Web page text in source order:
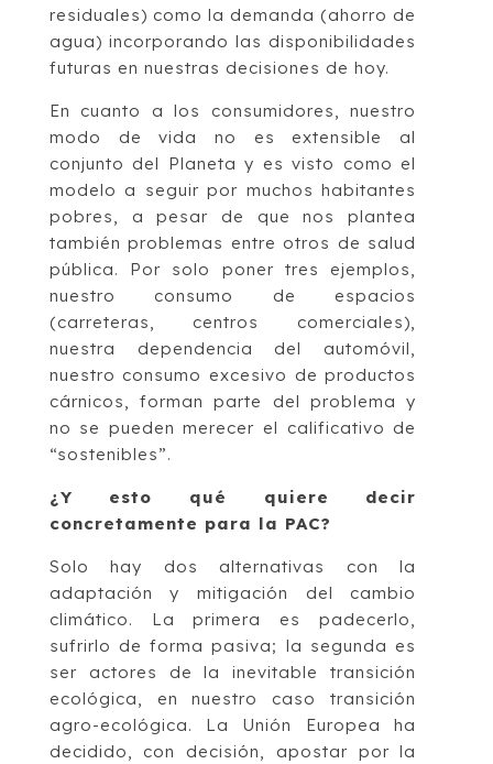
residuales) como la demanda (ahorro de
agua) incorporando las disponibilidades
futuras en nuestras decisiones de hoy.
En cuanto a los consumidores, nuestro
modo de vida no es extensible al
conjunto del Planeta y es visto como el
modelo a seguir por muchos habitantes
pobres, a pesar de que nos plantea
también problemas entre otros de salud
pública. Por solo poner tres ejemplos,
nuestro consumo de espacios
(carreteras, centros comerciales),
nuestra dependencia del automóvil,
nuestro consumo excesivo de productos
cárnicos, forman parte del problema y
no se pueden merecer el calificativo de
“sostenibles”.
¿Y esto qué quiere decir
concretamente para la PAC?
Solo hay dos alternativas con la
adaptación y mitigación del cambio
climático. La primera es padecerlo,
sufrirlo de forma pasiva; la segunda es
ser actores de la inevitable transición
ecológica, en nuestro caso transición
agro-ecológica. La Unión Europea ha
decidido, con decisión, apostar por la